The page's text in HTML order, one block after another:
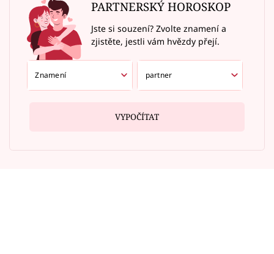
PARTNERSKÝ HOROSKOP
Jste si souzení? Zvolte znamení a
zjistěte, jestli vám hvězdy přejí.
VYPOČÍTAT